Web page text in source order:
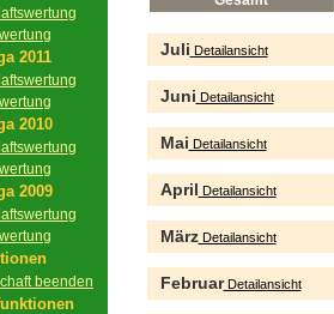
2011
2010
2009
beenden
Juli Detailansicht
Juni Detailansicht
Mai Detailansicht
April Detailansicht
MärzDetailansicht
FebruarDetailansicht